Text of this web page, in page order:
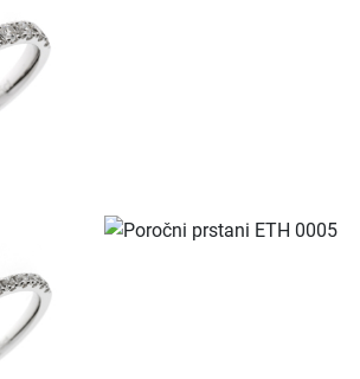
ETERNITY
LINEA
ESENCA
PRSTANI ETH-L 002